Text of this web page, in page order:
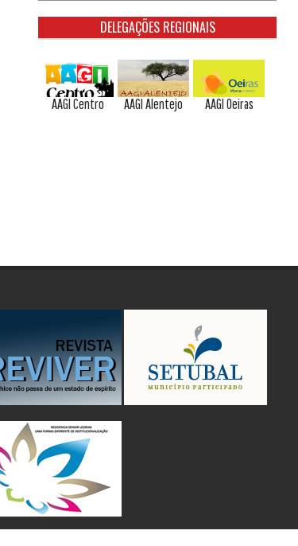
DELEGAÇÕES REGIONAIS
AAGI Centro AAGI Alentejo AAGI Oeiras